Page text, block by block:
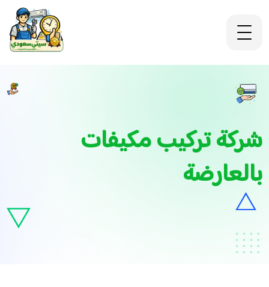
شركة تركيب مكيفات
بالعارضة